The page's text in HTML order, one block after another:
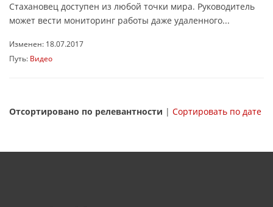
Стахановец доступен из любой точки мира. Руководитель
может вести мониторинг работы даже удаленного...
Изменен: 18.07.2017
Путь: Видео
Отсортировано по релевантности | Сортировать по дате